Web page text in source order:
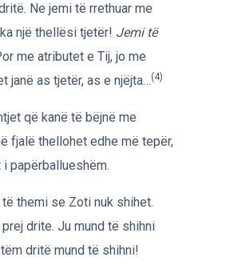
Ne jemi të rrethuar me
një thellësi tjetër! Jemi të
me atributet e Tij, jo me
janë as tjetër, as e njëjta…(4)
që kanë të bëjnë me
fjalë thellohet edhe më tepër,
papërballueshëm.
themi se Zoti nuk shihet.
drite. Ju mund të shihni
dritë mund të shihni!